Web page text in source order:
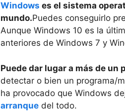
Windows es el sistema
mundo.Puedes conseguirlo
Aunque Windows 10 es la
anteriores de Windows 7 y
Puede dar lugar a más de un
detectar o bien un programa/
ha provocado que Windows
arranque del todo.